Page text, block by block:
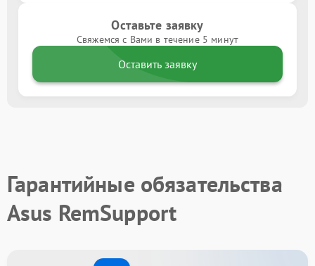
Оставьте заявку
Свяжемся с Вами в течение 5 минут
Оставить заявку
Гарантийные обязательства
Asus RemSupport